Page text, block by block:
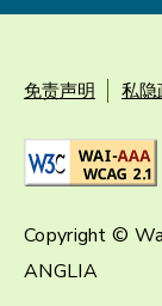
免责声明 私隐
Copyright ©
ANGLIA